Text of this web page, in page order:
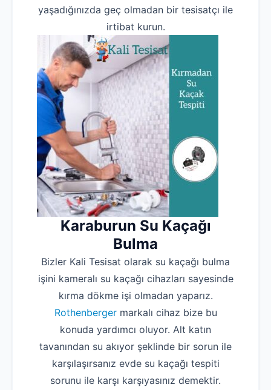
yaşadığınızda geç olmadan bir tesisatçı ile
irtibat kurun.
Karaburun Su Kaçağı
Bulma
Bizler Kali Tesisat olarak su kaçağı bulma
işini kameralı su kaçağı cihazları sayesinde
kırma dökme işi olmadan yaparız.
Rothenbergermarkalı cihaz bize bu
konuda yardımcı oluyor. Alt katın
tavanından su akıyor şeklinde bir sorun ile
karşılaşırsanız evde su kaçağı tespiti
sorunu ile karşı karşıyasınız demektir.